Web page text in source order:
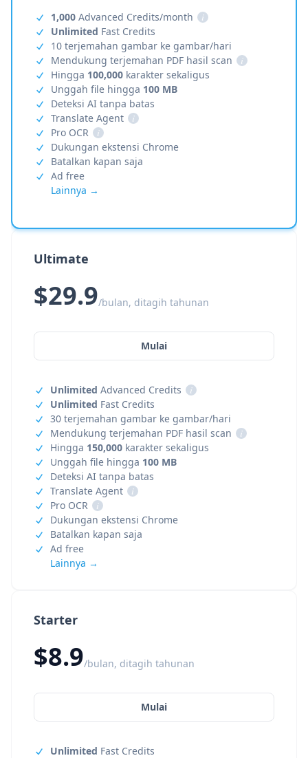
Starter
$8.9/bulan, ditagih tahunan
Mulai
Unlimited Fast Credits
1,000 Advanced Credits/month
i
Unlimited Fast Credits
10 terjemahan gambar ke gambar/hari
Mendukung terjemahan PDF hasil scan
i
Hingga 100,000 karakter sekaligus
Unggah file hingga 100 MB
Deteksi AI tanpa batas
Translate Agent
i
Pro OCR
i
Dukungan ekstensi Chrome
Batalkan kapan saja
Ad free
Lainnya →
Ultimate
$29.9/bulan, ditagih tahunan
Mulai
Unlimited Advanced Credits
i
Unlimited Fast Credits
30 terjemahan gambar ke gambar/hari
Mendukung terjemahan PDF hasil scan
i
Hingga 150,000 karakter sekaligus
Unggah file hingga 100 MB
Deteksi AI tanpa batas
Translate Agent
i
Pro OCR
i
Dukungan ekstensi Chrome
Batalkan kapan saja
Ad free
Lainnya →